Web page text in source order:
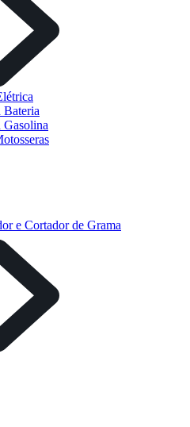
Bateria
Gasolina
e Cortador de Grama